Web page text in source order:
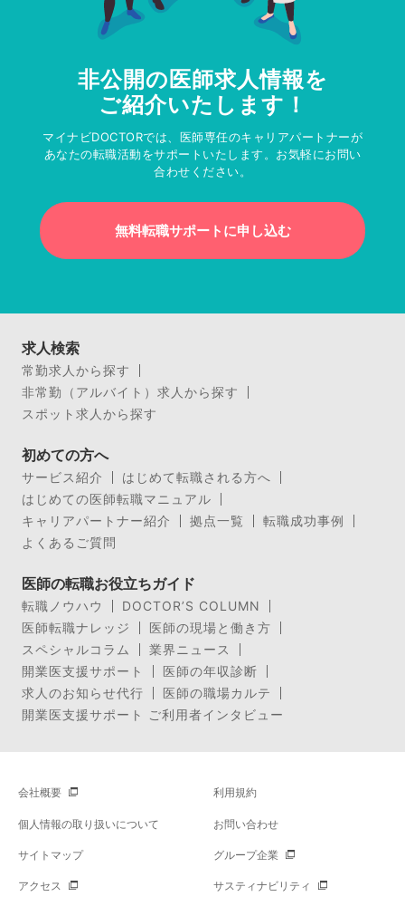
非公開の医師求人情報を
ご紹介いたします！
マイナビDOCTORでは、医師専任のキャリアパートナーが
あなたの転職活動をサポートいたします。お気軽にお問い
合わせください。
無料転職サポートに申し込む
求人検索
常勤求人から探す
非常勤（アルバイト）求人から探す
スポット求人から探す
初めての方へ
サービス紹介
はじめて転職される方へ
はじめての医師転職マニュアル
キャリアパートナー紹介
拠点一覧
転職成功事例
よくあるご質問
医師の転職お役立ちガイド
転職ノウハウ
DOCTOR’S COLUMN
医師転職ナレッジ
医師の現場と働き方
スペシャルコラム
業界ニュース
開業医支援サポート
医師の年収診断
求人のお知らせ代行
医師の職場カルテ
開業医支援サポート ご利用者インタビュー
会社概要 利用規約
個人情報の取り扱いについて お問い合わせ
サイトマップ グループ企業
アクセス サスティナビリティ